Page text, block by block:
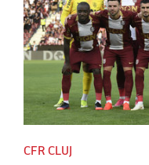
CFR CLUJ